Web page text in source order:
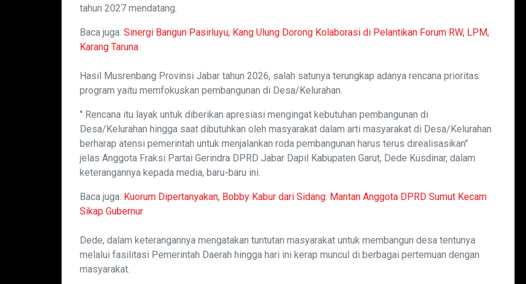
tahun 2027 mendatang.
Baca juga: Sinergi Bangun Pasirluyu, Kang Ulung Dorong Kolaborasi di Pelantikan Forum RW, LPM,
Karang Taruna
Hasil Musrenbang Provinsi Jabar tahun 2026, salah satunya terungkap adanya rencana prioritas
program yaitu memfokuskan pembangunan di Desa/Kelurahan.
" Rencana itu layak untuk diberikan apresiasi mengingat kebutuhan pembangunan di
Desa/Kelurahan hingga saat dibutuhkan oleh masyarakat dalam arti masyarakat di Desa/Kelurahan
berharap atensi pemerintah untuk menjalankan roda pembangunan harus terus direalisasikan"
jelas Anggota Fraksi Partai Gerindra DPRD Jabar Dapil Kabupaten Garut, Dede Kusdinar, dalam
keterangannya kepada media, baru-baru ini.
Baca juga: Kuorum Dipertanyakan, Bobby Kabur dari Sidang: Mantan Anggota DPRD Sumut Kecam
Sikap Gubernur
Dede, dalam keterangannya mengatakan tuntutan masyarakat untuk membangun desa tentunya
melalui fasilitasi Pemerintah Daerah hingga hari ini kerap muncul di berbagai pertemuan dengan
masyarakat.